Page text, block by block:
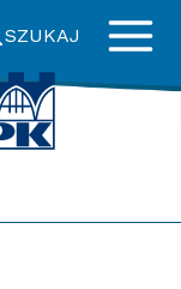
SZUKAJ